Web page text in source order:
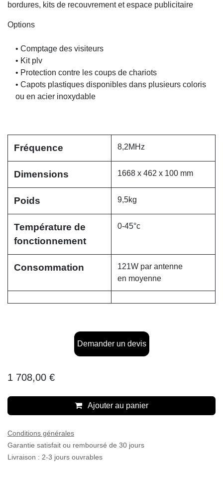
bordures, kits de recouvrement et espace publicitaire
Options
• Comptage des visiteurs
• Kit plv
• Protection contre les coups de chariots
• Capots plastiques disponibles dans plusieurs coloris
ou en acier inoxydable
Fréquence 8,2MHz
Dimensions 1668 x 462 x 100 mm
Poids 9,5kg
Température de
fonctionnement
0-45°c
Consommation
121W par antenne
en moyenne
Demander un devis
1 708,00 €
Ajouter au panier
Conditions générales
Garantie satisfait ou remboursé de 30 jours
Livraison : 2-3 jours ouvrables